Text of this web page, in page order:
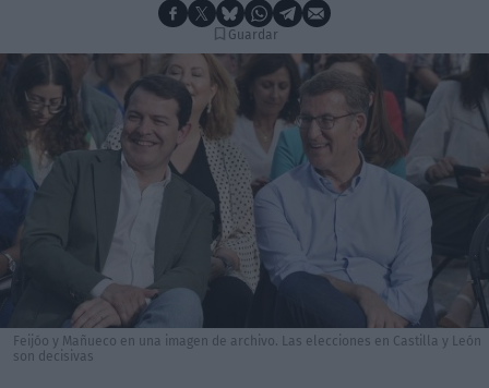
Guardar
Feijóo y Mañueco en una imagen de archivo. Las elecciones en Castilla y León
son decisivas